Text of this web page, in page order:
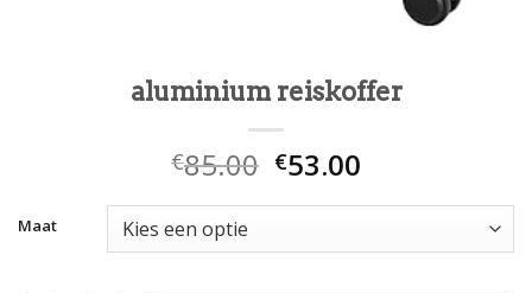
aluminium reiskoffer
€85.00 €53.00
Maat